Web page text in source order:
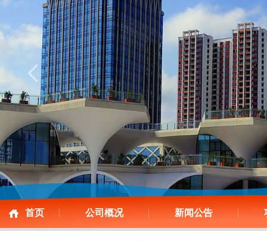
首页 公司概况 新闻公告